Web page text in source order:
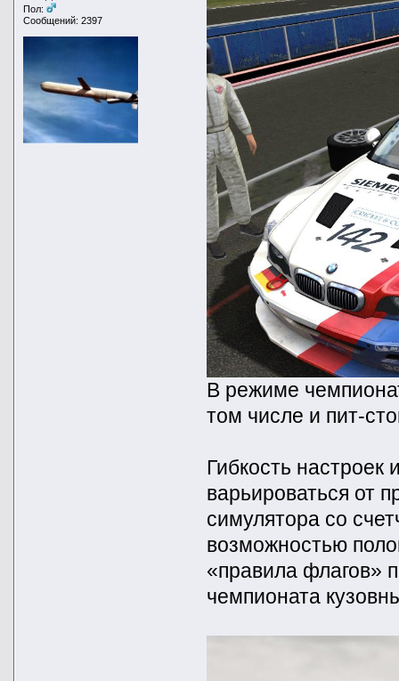
Пол:
Сообщений: 2397
В режиме
том числе и пит-
Гибкость настроек
варьироваться от
симулятора со
возможностью
«правила флагов»
чемпионата